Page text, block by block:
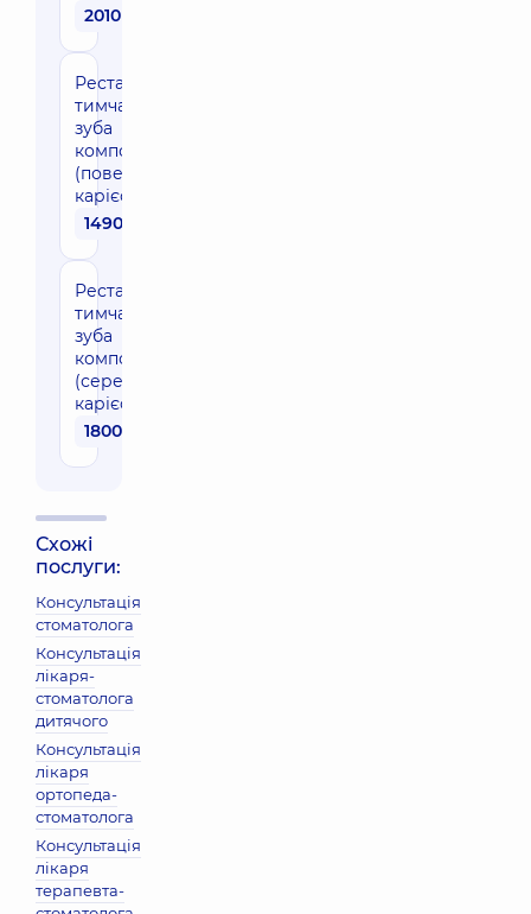
2010 грн
Реставрація
тимчасового
зуба
композитом
(поверхневий
карієс)
1490 грн
Реставрація
тимчасового
зуба
композитом
(середній
карієс)
1800 грн
Схожі
послуги:
Консультація
стоматолога
Консультація
лікаря-
стоматолога
дитячого
Консультація
лікаря
ортопеда-
стоматолога
Консультація
лікаря
терапевта-